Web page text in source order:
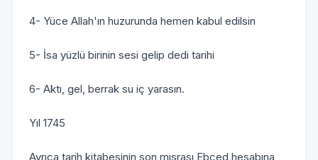
4- Yüce Allah'ın huzurunda hemen kabul edilsin
5- İsa yüzlü birinin sesi gelip dedi tarihi
6- Aktı, gel, berrak su iç yarasın.
Yıl 1745
Ayrıca tarih kitabesinin son mısrası Ebced hesabına